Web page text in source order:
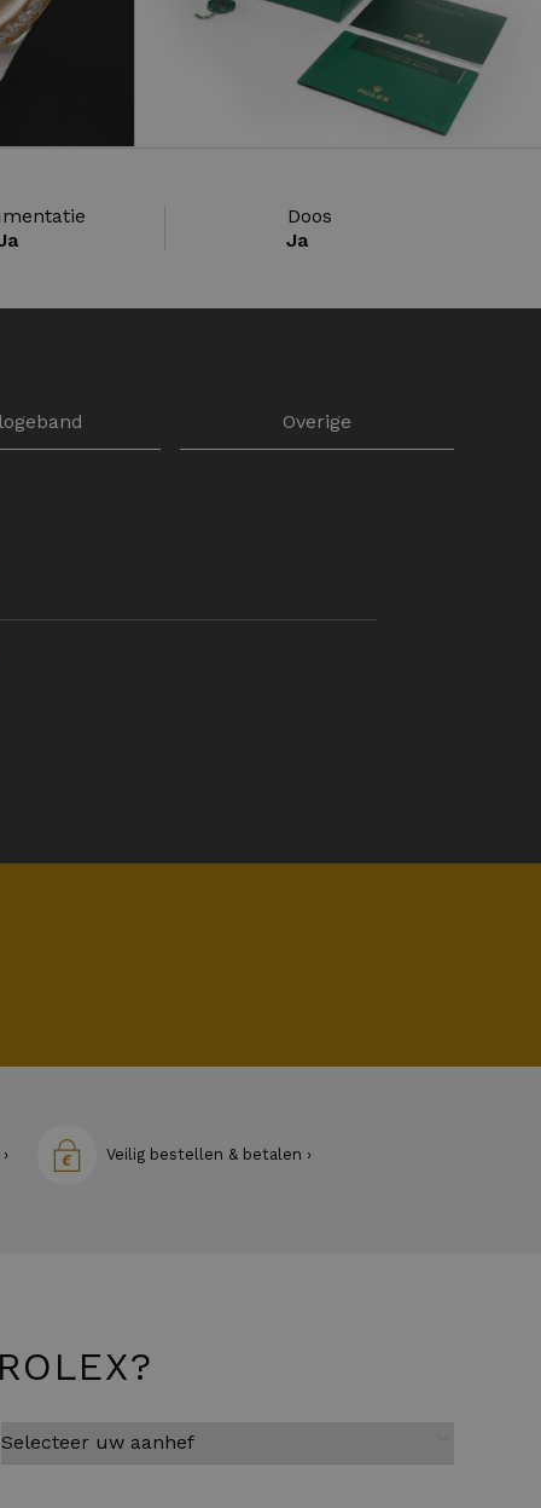
Doos
Ja
Overige
Veilig bestellen & betalen ›